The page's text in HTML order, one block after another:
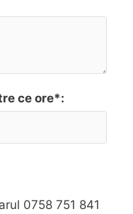
ce ore*:
0758 751 841